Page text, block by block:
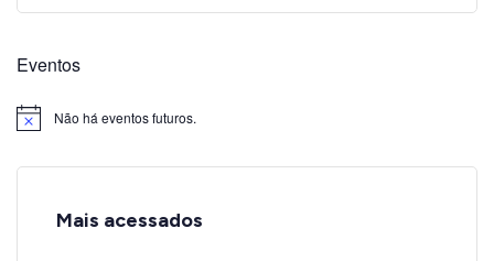
Eventos
Notice Não há eventos futuros.
Mais acessados